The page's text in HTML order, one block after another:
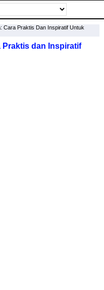
Cara Praktis Dan Inspiratif Untuk
Praktis dan Inspiratif